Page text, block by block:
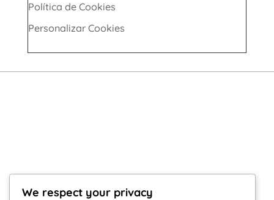
Política de Cookies
Personalizar Cookies
We respect your privacy